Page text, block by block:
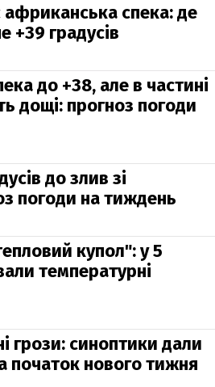
африканська спека: де
+39 градусів
до +38, але в частині
дощі: прогноз погоди
до злив зі
погоди на тиждень
купол": у 5
температурні
грози: синоптики дали
початок нового тижня